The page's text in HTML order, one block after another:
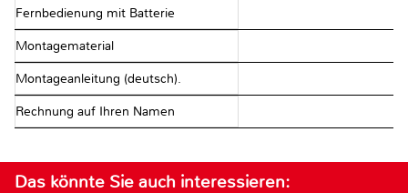
Fernbedienung mit Batterie
Montagematerial
Montageanleitung (deutsch).
Rechnung auf Ihren Namen
Das könnte Sie auch interessieren: